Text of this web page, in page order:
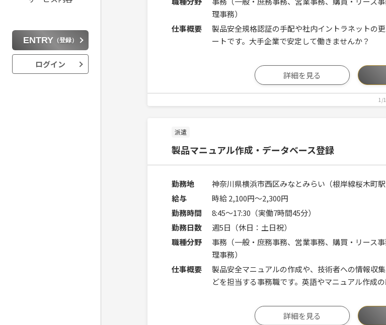
ENTRY （登録）
ログイン
理事務）
仕事概要
製品安全規格認証の手配や社内イントラネットの
ートです。大手企業で安定して働きませんか？
詳細を見る
1/
派遣
製品マニュアル作成・データベース登録
勤務地
神奈川県横浜市西区みなとみらい（根岸線桜木町駅
給与
時給 2,100円〜2,300円
勤務時間
8:45～17:30（実働7時間45分）
勤務日数
週5日（休日：土日祝）
職種分野
事務（一般・庶務事務、営業事務、購買・リース
理事務）
仕事概要
製品安全マニュアルの作成や、技術者への情報収
どを担当する事務職です。英語やマニュアル作成の
詳細を見る